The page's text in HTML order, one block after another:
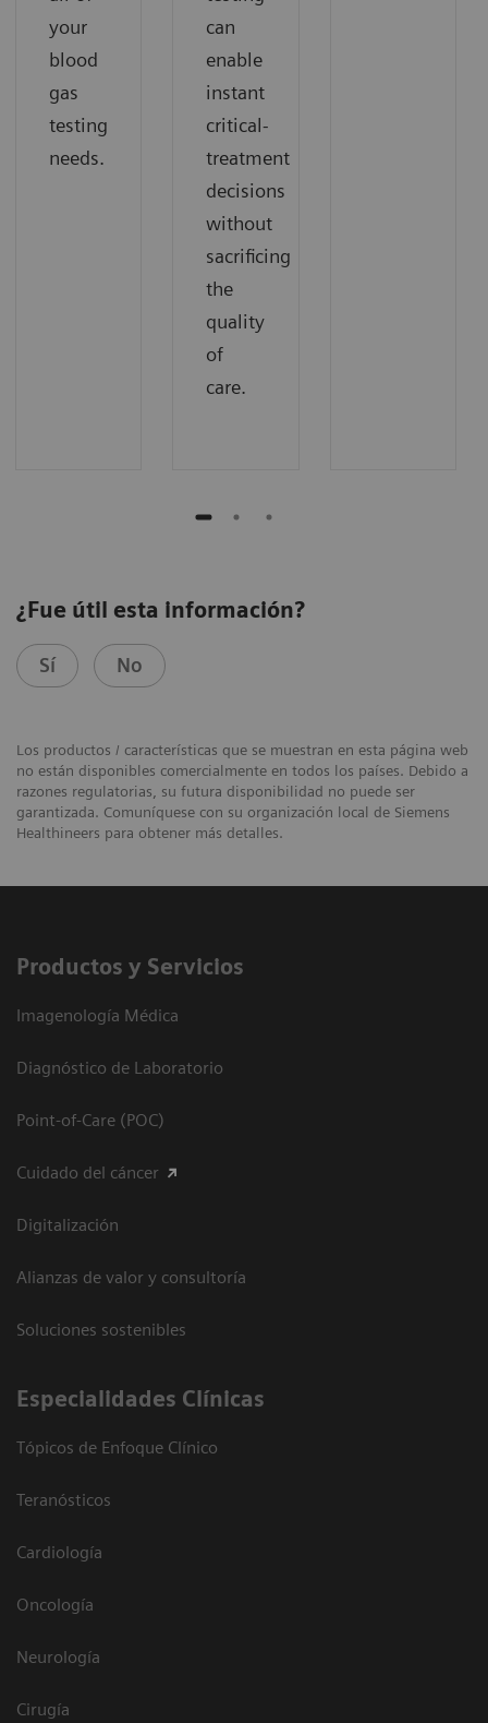
your
blood
gas
testing
needs.
can
enable
instant
critical-
treatment
decisions
without
sacrificing
the
quality
of
care.
¿Fue útil esta información?
Sí No
Los productos / características que se muestran en esta página web
no están disponibles comercialmente en todos los países. Debido a
razones regulatorias, su futura disponibilidad no puede ser
garantizada. Comuníquese con su organización local de Siemens
Healthineers para obtener más detalles.
Productos y Servicios
Imagenología Médica
Diagnóstico de Laboratorio
Point-of-Care (POC)
Cuidado del cáncer
Digitalización
Alianzas de valor y consultoría
Soluciones sostenibles
Especialidades Clínicas
Tópicos de Enfoque Clínico
Teranósticos
Cardiología
Oncología
Neurología
Cirugía